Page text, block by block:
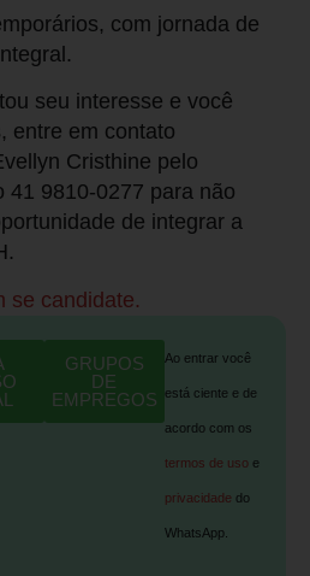
com jornada de
seu interesse e você
entre em contato
Cristhine pelo
41 9810-0277 para não
de integrar a
se candidate.
GRUPOS
DE
EMPREGOS
Ao entrar você
está ciente e de
acordo com os
termos de uso e
privacidade do
WhatsApp.